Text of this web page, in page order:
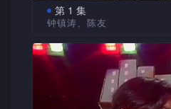
第 1 集
钟镇涛、陈友
今集趣剧以金钱为题
要加倍小心。一毫子可以买
为你进行测试，嘉宾钟镇
解有挞哪？”